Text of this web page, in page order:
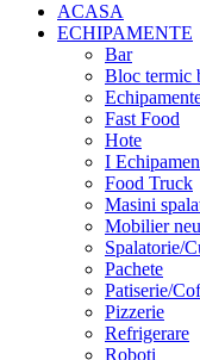
ACASA
ECHIPAMENTE
Bar
Bloc termic
Fast Food
Hote
I
Food Truck
Masini
Mobilier
Spalatorie/
Pachete
Patiserie/
Pizzerie
Refrigerare
Roboti